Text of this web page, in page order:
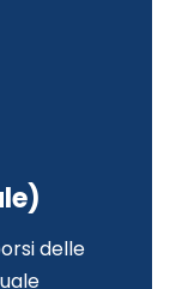
delle